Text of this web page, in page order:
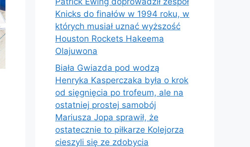
Knicks do finałów w 1994 roku, w
których musiał uznać wyższość
Houston Rockets Hakeema
Olajuwona
Biała Gwiazda pod wodzą
Henryka Kasperczaka była o krok
od sięgnięcia po trofeum, ale na
ostatniej prostej samobój
Mariusza Jopa sprawił, że
ostatecznie to piłkarze Kolejorza
cieszyli się ze zdobycia